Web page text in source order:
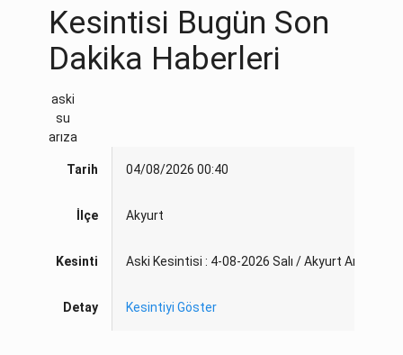
Kesintisi Bugün Son
Dakika Haberleri
aski
su
arıza
Tarih
İlçe
Kesinti
Detay
04/08/2026 00:40
Akyurt
Aski Kesintisi : 4-08-2026 Salı / Akyurt Ankara
Kesintiyi Göster